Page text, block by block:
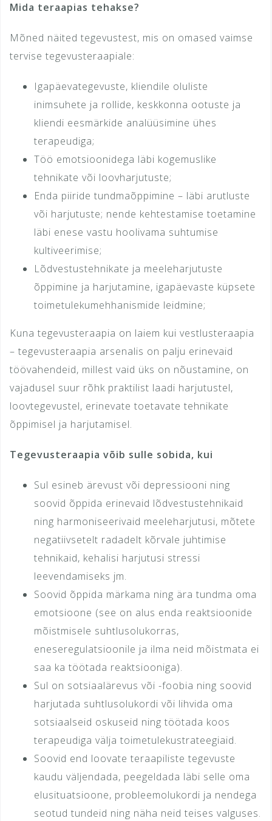
Mida teraapias tehakse?
Mõned näited tegevustest, mis on omased vaimse
tervise tegevusteraapiale:
Igapäevategevuste, kliendile oluliste
inimsuhete ja rollide, keskkonna ootuste ja
kliendi eesmärkide analüüsimine ühes
terapeudiga;
Töö emotsioonidega läbi kogemuslike
tehnikate või loovharjutuste;
Enda piiride tundmaõppimine – läbi arutluste
või harjutuste; nende kehtestamise toetamine
läbi enese vastu hoolivama suhtumise
kultiveerimise;
Lõdvestustehnikate ja meeleharjutuste
õppimine ja harjutamine, igapäevaste küpsete
toimetulekumehhanismide leidmine;
Kuna tegevusteraapia on laiem kui vestlusteraapia
– tegevusteraapia arsenalis on palju erinevaid
töövahendeid, millest vaid üks on nõustamine, on
vajadusel suur rõhk praktilist laadi harjutustel,
loovtegevustel, erinevate toetavate tehnikate
õppimisel ja harjutamisel.
Tegevusteraapia võib sulle sobida, kui
Sul esineb ärevust või depressiooni ning
soovid õppida erinevaid lõdvestustehnikaid
ning harmoniseerivaid meeleharjutusi, mõtete
negatiivsetelt radadelt kõrvale juhtimise
tehnikaid, kehalisi harjutusi stressi
leevendamiseks jm.
Soovid õppida märkama ning ära tundma oma
emotsioone (see on alus enda reaktsioonide
mõistmisele suhtlusolukorras,
eneseregulatsioonile ja ilma neid mõistmata ei
saa ka töötada reaktsiooniga).
Sul on sotsiaalärevus või -foobia ning soovid
harjutada suhtlusolukordi või lihvida oma
sotsiaalseid oskuseid ning töötada koos
terapeudiga välja toimetulekustrateegiaid.
Soovid end loovate teraapiliste tegevuste
kaudu väljendada, peegeldada läbi selle oma
elusituatsioone, probleemolukordi ja nendega
seotud tundeid ning näha neid teises valguses.